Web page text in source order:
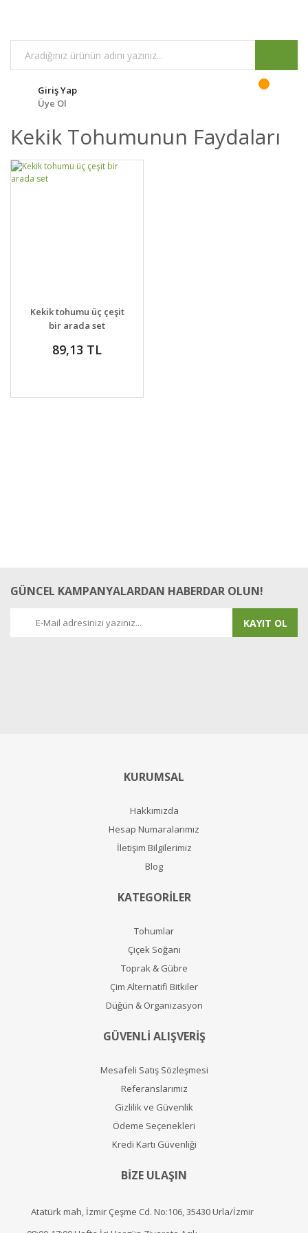
Giriş Yap
Üye Ol
Kekik Tohumunun Faydaları
DETAYLAR
VER
Kekik tohumu üç çeşit
bir arada set
89,13 TL
GÜNCEL KAMPANYALARDAN HABERDAR OLUN!
KAYIT OL
KURUMSAL
Hakkımızda
Hesap Numaralarımız
İletişim Bilgilerimiz
Blog
KATEGORİLER
Tohumlar
Çiçek Soğanı
Toprak & Gübre
Çim Alternatifi Bitkiler
Düğün & Organizasyon
GÜVENLİ ALIŞVERİŞ
Mesafeli Satış Sözleşmesi
Referanslarımız
Gizlilik ve Güvenlik
Ödeme Seçenekleri
Kredi Kartı Güvenliği
BİZE ULAŞIN
Atatürk mah, İzmir Çeşme Cd. No:106, 35430 Urla/İzmir